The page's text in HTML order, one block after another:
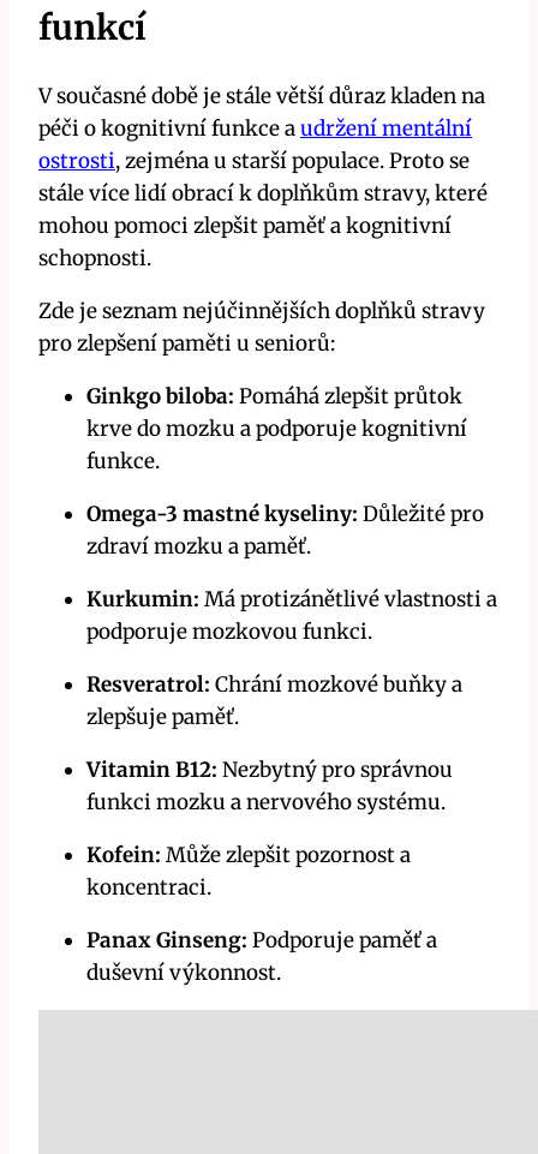
funkcí
V současné době je stále větší důraz kladen na
péči o kognitivní funkce audržení mentální
ostrosti, zejména u starší populace. Proto se
stále více lidí obrací k doplňkům stravy, které
mohou pomoci zlepšit paměť a kognitivní
schopnosti.
Zde je seznam nejúčinnějších doplňků stravy
pro zlepšení paměti u seniorů:
Ginkgo biloba: Pomáhá zlepšit průtok
krve do mozku a podporuje kognitivní
funkce.
Omega-3 mastné kyseliny: Důležité pro
zdraví mozku a paměť.
Kurkumin: Má protizánětlivé vlastnosti a
podporuje mozkovou funkci.
Resveratrol: Chrání mozkové buňky a
zlepšuje paměť.
Vitamin B12: Nezbytný pro správnou
funkci mozku a nervového systému.
Kofein: Může zlepšit pozornost a
koncentraci.
Panax Ginseng: Podporuje paměť a
duševní výkonnost.